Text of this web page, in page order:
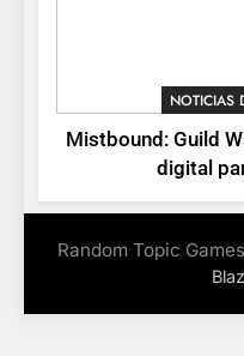
NOTICIAS
Mistbound: Guild
digital
Random Topic